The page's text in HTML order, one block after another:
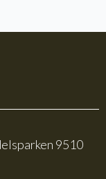
9510